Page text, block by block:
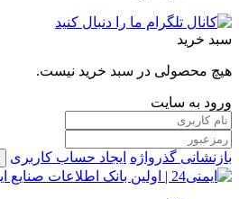
سبد خرید
هیچ محصولی در سبد خرید نیست.
ورود به سایت
بازنشانی گذرواژه ایجاد حساب کاربری